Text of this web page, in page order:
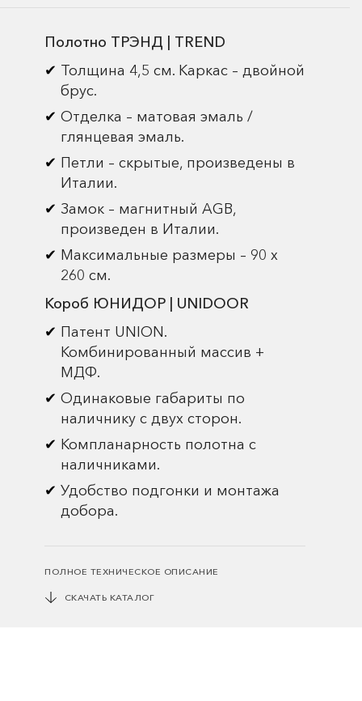
Полотно ТРЭНД | TREND
Толщина 4,5 см. Каркас – двойной
брус.
Отделка – матовая эмаль /
глянцевая эмаль.
Петли – скрытые, произведены в
Италии.
Замок – магнитный AGB,
произведен в Италии.
Максимальные размеры – 90 х
260 см.
Короб ЮНИДОР | UNIDOOR
Патент UNION.
Комбинированный массив +
МДФ.
Одинаковые габариты по
наличнику с двух сторон.
Компланарность полотна с
наличниками.
Удобство подгонки и монтажа
добора.
ПОЛНОЕ ТЕХНИЧЕСКОЕ ОПИСАНИЕ
СКАЧАТЬ КАТАЛОГ